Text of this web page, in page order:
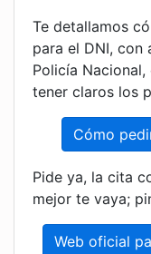
Te detallamos
para el DNI, con
Policía Nacional,
tener claros los
Cómo
Pide ya, la cita
mejor te vaya;
Web oficial